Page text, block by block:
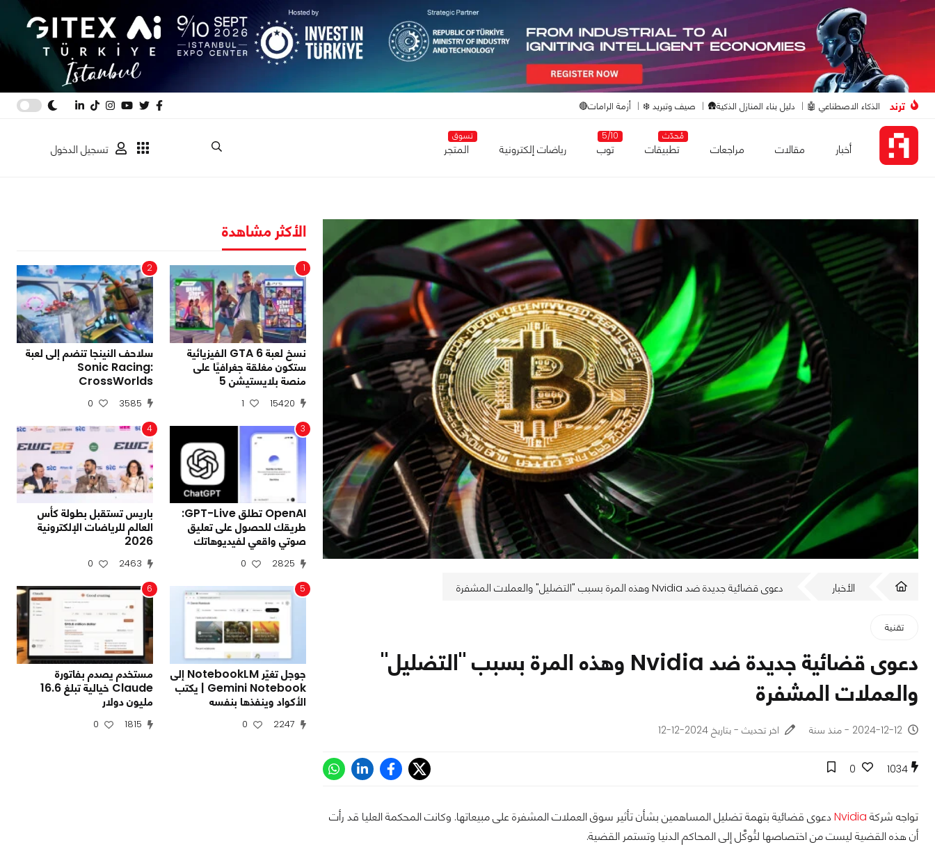
ترند الذكاء الاصطناعي 🤖 دليل بناء المنازل الذكية🛖 صيف وتبريد ❄️ أزمة الرامات🔴
أخبار مقالات مراجعات
مُحدّث
تطبيقات
5/10
توب رياضات إلكترونية
تسوق
المتجر تسجيل الدخول
الأخبار دعوى قضائية جديدة ضد Nvidia وهذه المرة بسبب "التضليل" والعملات المشفرة
تقنية
دعوى قضائية جديدة ضد Nvidia وهذه المرة بسبب "التضليل"
والعملات المشفرة
2024-12-12 - منذ سنة اخر تحديث - بتاريخ 2024-12-12
1034
0
تواجه شركة Nvidiaدعوى قضائية بتهمة تضليل المساهمين بشأن تأثير سوق العملات المشفرة على مبيعاتها. وكانت المحكمة العليا قد رأت
أن هذه القضية ليست من اختصاصها لتُوكَّل إلى المحاكم الدنيا وتستمر القضية.
الأكثر مشاهدة
1
نسخ لعبة GTA 6 الفيزيائية
ستكون مغلقة جغرافيًا على
منصة بلايستيشن 5
15420
1
2
سلاحف النينجا تنضم إلى لعبة
Sonic Racing:
CrossWorlds
3585
0
3
OpenAI تطلق GPT-Live:
طريقك للحصول على تعليق
صوتي واقعي لفيديوهاتك
2825
0
4
باريس تستقبل بطولة كأس
العالم للرياضات الإلكترونية
2026
2463
0
5
جوجل تغيّر NotebookLM إلى
Gemini Notebook | يكتب
الأكواد وينفذها بنفسه
2247
0
6
مستخدم يصدم بفاتورة
Claude خيالية تبلغ 16.6
مليون دولار
1815
0